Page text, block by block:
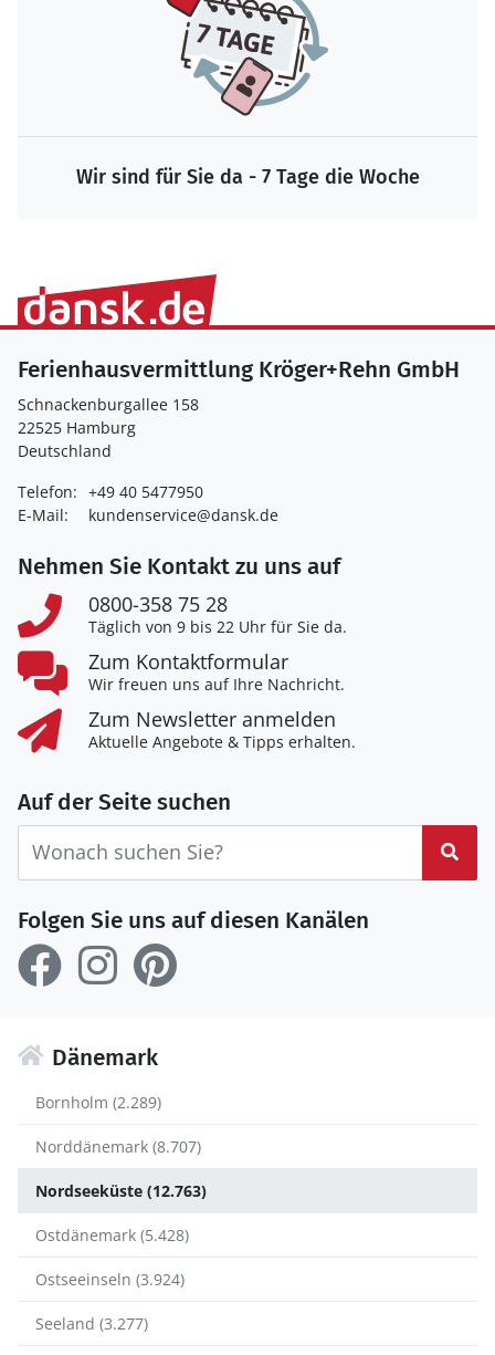
Wir sind für Sie da - 7 Tage die Woche
Ferienhausvermittlung Kröger+Rehn GmbH
Schnackenburgallee 158
22525 Hamburg
Deutschland
Telefon: +49 40 5477950
E-Mail:
kundenservice@dansk.de
Nehmen Sie Kontakt zu uns auf
0800-358 75 28
Täglich von 9 bis 22 Uhr für Sie da.
Zum Kontaktformular
Wir freuen uns auf Ihre Nachricht.
Zum Newsletter anmelden
Aktuelle Angebote & Tipps erhalten.
Auf der Seite suchen
Folgen Sie uns auf diesen Kanälen
Dänemark
Bornholm (2.289)
Norddänemark (8.707)
Nordseeküste (12.763)
Ostdänemark (5.428)
Ostseeinseln (3.924)
Seeland (3.277)